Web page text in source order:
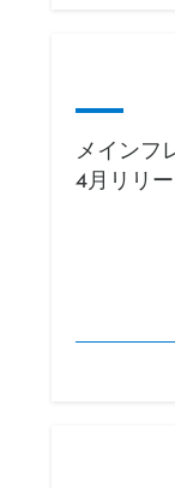
メインフ
4月リリ